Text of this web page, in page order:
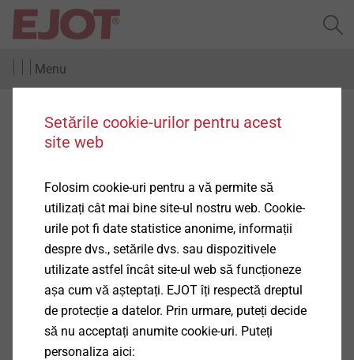
Menu
Profil clip-on
Produse (2)
Setările cookie-urilor pentru acest
site web
Folosim cookie-uri pentru a vă permite să
utilizați cât mai bine site-ul nostru web. Cookie-
urile pot fi date statistice anonime, informații
despre dvs., setările dvs. sau dispozitivele
utilizate astfel încât site-ul web să funcționeze
așa cum vă așteptați. EJOT îți respectă dreptul
de protecție a datelor. Prin urmare, puteți decide
să nu acceptați anumite cookie-uri. Puteți
personaliza aici: